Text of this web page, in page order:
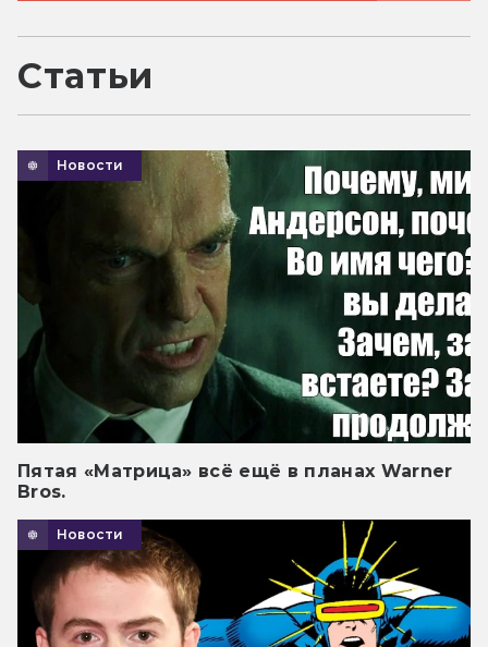
Статьи
Новости
Пятая «Матрица» всё ещё в планах Warner
Bros.
Новости